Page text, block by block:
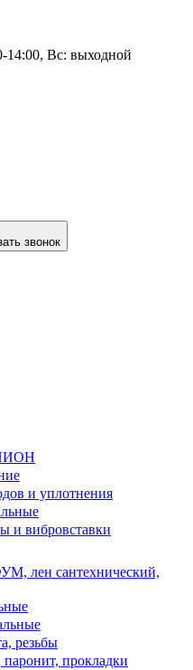
14:00, Вс: выходной
звонок
и уплотнения
и вибровставки
лен сантехнический,
резьбы
паронит, прокладки